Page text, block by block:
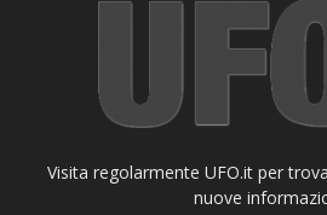
Visita regolarmente UFO.it per
nuove